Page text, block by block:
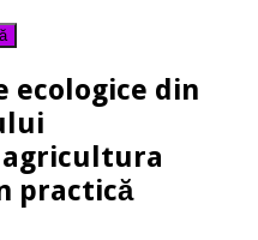
ecologice din
agricultura
practică